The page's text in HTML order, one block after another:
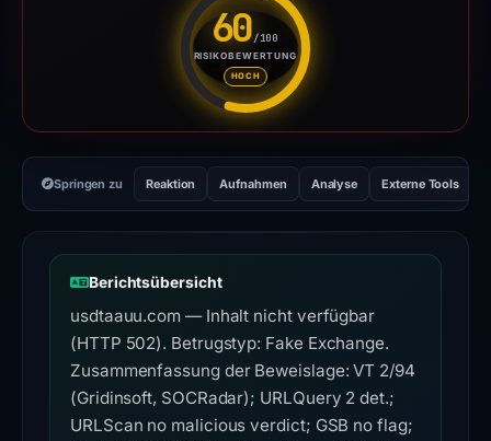
60/100
RISIKOBEWERTUNG
HOCH
Risikobewertung: 60 von
Springen zu Reaktion Aufnahmen Analyse Externe Tools
Berichtsübersicht
usdtaauu.com — Inhalt nicht verfügbar
(HTTP 502). Betrugstyp: Fake Exchange.
Zusammenfassung der Beweislage: VT 2/94
(Gridinsoft, SOCRadar); URLQuery 2 det.;
URLScan no malicious verdict; GSB no flag;